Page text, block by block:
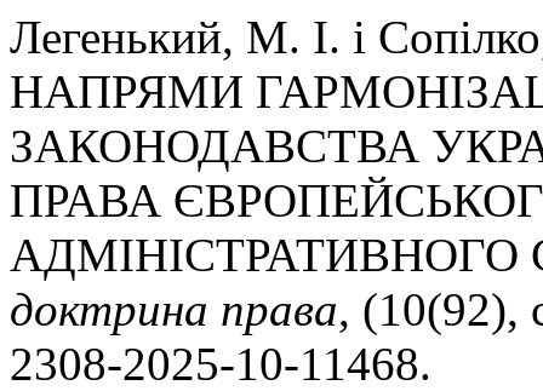
Легенький, М. І. і
НАПРЯМИ
ЗАКОНОДАВСТВА
ПРАВА
доктрина права, (10(92),
2308-2025-10-11468.